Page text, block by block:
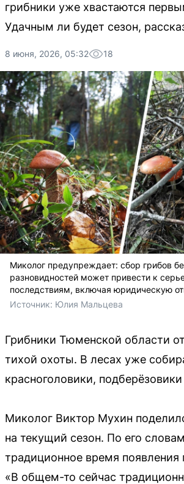
грибники уже хвастаются
Удачным ли будет сезон,
8 июня, 2026, 05:32 18
Миколог предупреждает: сбор грибов
разновидностей может привести к
последствиям, включая юридическую
Источник: Юлия Мальцева
Грибники Тюменской области
тихой охоты. В лесах уже
красноголовики,
Миколог Виктор Мухин
на текущий сезон. По его
традиционное время появления
«В общем-то сейчас